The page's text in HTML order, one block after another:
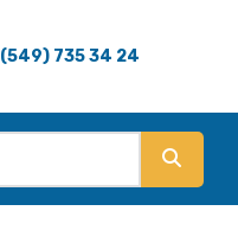
(549) 735 34 24